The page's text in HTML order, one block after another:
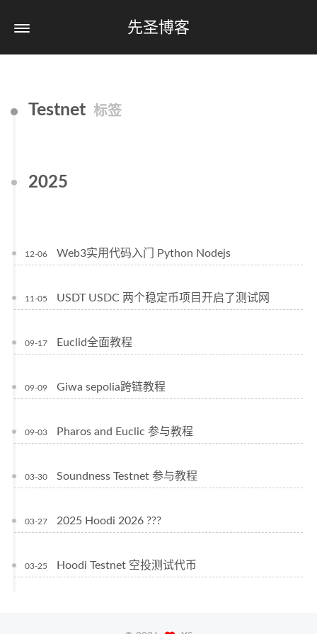
先圣博客
Testnet 标签
2025
12-06 Web3实用代码入门 Python Nodejs
11-05 USDT USDC 两个稳定币项目开启了测试网
09-17 Euclid全面教程
09-09 Giwa sepolia跨链教程
09-03 Pharos and Euclic 参与教程
03-30 Soundness Testnet 参与教程
03-27 2025 Hoodi 2026 ???
03-25 Hoodi Testnet 空投测试代币